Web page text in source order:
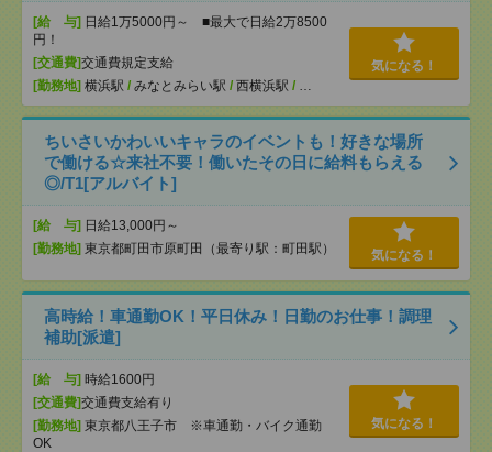
[給 与] 日給1万5000円～ ■最大で日給2万8500
円！
[交通費]交通費規定支給
[勤務地] 横浜駅 / みなとみらい駅 / 西横浜駅 / …
気になる！
ちいさいかわいいキャラのイベントも！好きな場所
で働ける☆来社不要！働いたその日に給料もらえる
◎/T1[アルバイト]
[給 与] 日給13,000円～
[勤務地] 東京都町田市原町田（最寄り駅：町田駅） 気になる！
高時給！車通勤OK！平日休み！日勤のお仕事！調理
補助[派遣]
[給 与] 時給1600円
[交通費]交通費支給有り
[勤務地] 東京都八王子市 ※車通勤・バイク通勤
OK
気になる！